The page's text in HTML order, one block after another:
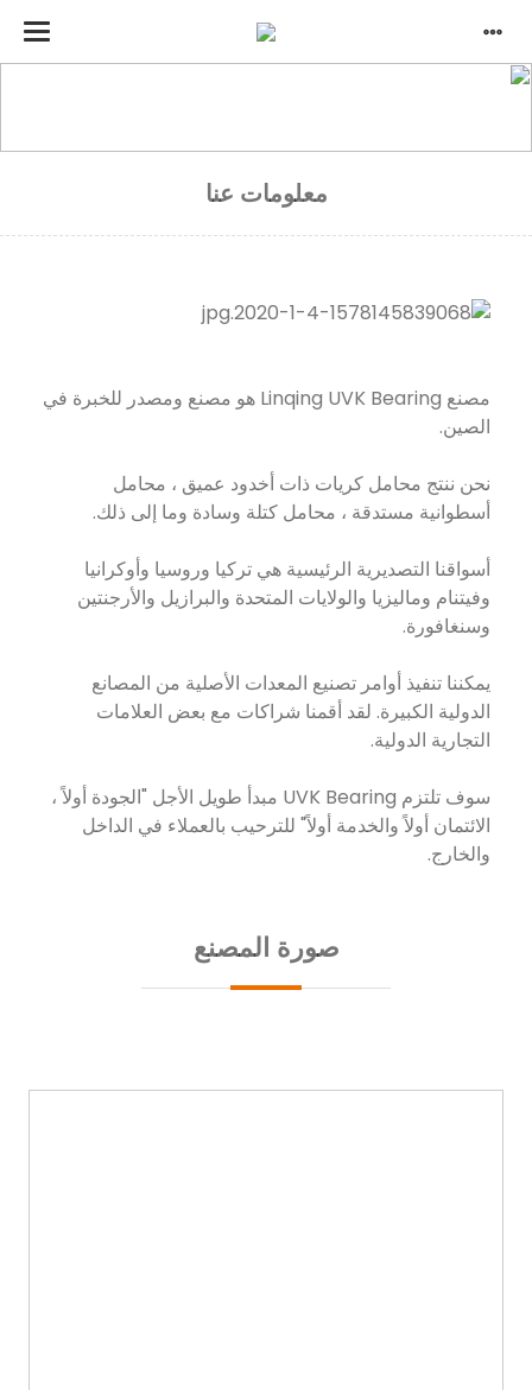
معلومات عنا
مصنع Linqing UVK Bearing هو مصنع ومصدر للخبرة في
الصين.
نحن ننتج محامل كريات ذات أخدود عميق ، محامل
أسطوانية مستدقة ، محامل كتلة وسادة وما إلى ذلك.
أسواقنا التصديرية الرئيسية هي تركيا وروسيا وأوكرانيا
وفيتنام وماليزيا والولايات المتحدة والبرازيل والأرجنتين
وسنغافورة.
يمكننا تنفيذ أوامر تصنيع المعدات الأصلية من المصانع
الدولية الكبيرة. لقد أقمنا شراكات مع بعض العلامات
التجارية الدولية.
سوف تلتزم UVK Bearing مبدأ طويل الأجل "الجودة أولاً ،
الائتمان أولاً والخدمة أولاً" للترحيب بالعملاء في الداخل
والخارج.
صورة المصنع